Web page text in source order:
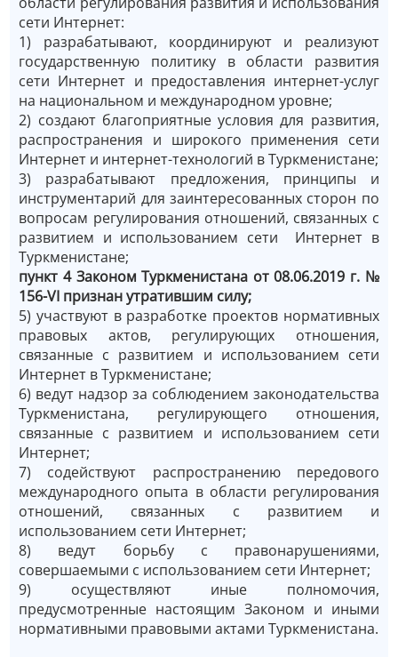
сети Интернет:
1) разрабатывают, координируют и реализуют
государственную политику в области развития
сети Интернет и предоставления интернет-услуг
на национальном и международном уровне;
2) создают благоприятные условия для развития,
распространения и широкого применения сети
Интернет и интернет-технологий в Туркменистане;
3) разрабатывают предложения, принципы и
инструментарий для заинтересованных сторон по
вопросам регулирования отношений, связанных с
развитием и использованием сети Интернет в
Туркменистане;
пункт 4 Законом Туркменистана от 08.06.2019 г. №
156-VI признан утратившим силу;
5) участвуют в разработке проектов нормативных
правовых актов, регулирующих отношения,
связанные с развитием и использованием сети
Интернет в Туркменистане;
6) ведут надзор за соблюдением законодательства
Туркменистана, регулирующего отношения,
связанные с развитием и использованием сети
Интернет;
7) содействуют распространению передового
международного опыта в области регулирования
отношений, связанных с развитием и
использованием сети Интернет;
8) ведут борьбу с правонарушениями,
совершаемыми с использованием сети Интернет;
9) осуществляют иные полномочия,
предусмотренные настоящим Законом и иными
нормативными правовыми актами Туркменистана.